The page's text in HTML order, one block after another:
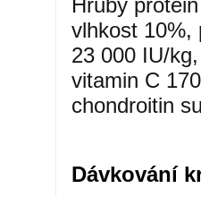
Hrubý
vlhkost 10%,
23 000 IU/
vitamin C
chondroitin
Dávkování